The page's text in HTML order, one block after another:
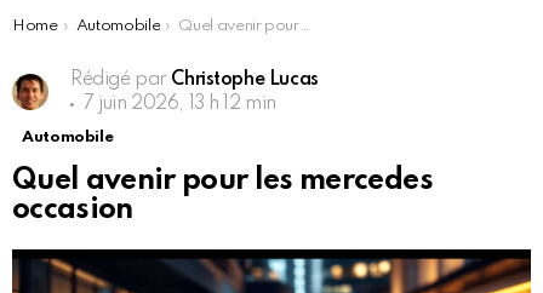
You are here:
Home Automobile Quel avenir pour les mercedes occasion
Rédigé par Christophe Lucas
7 juin 2026, 13 h 12 min
Automobile
Quel avenir pour les mercedes
occasion